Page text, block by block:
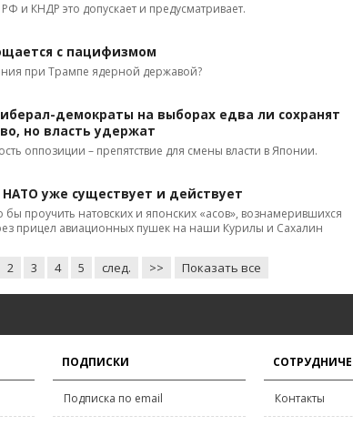
и КНДР это допускает и предусматривает.
с пацифизмом
при Трампе ядерной державой?
демократы на выборах едва ли сохранят
но власть удержат
оппозиции – препятствие для смены власти в Японии.
уже существует и действует
проучить натовских и японских «асов», вознамерившихся
прицел авиационных пушек на наши Курилы и Сахалин
2 3 4 5 след. >> Показать все
ПОДПИСКИ
Подписка по email Контакты